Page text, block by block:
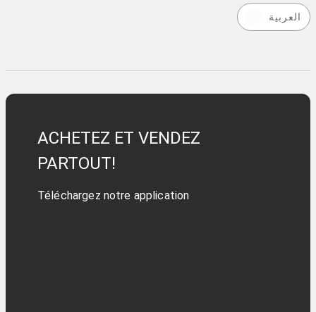
العربية
ACHETEZ ET VENDEZ
PARTOUT!
Téléchargez notre application